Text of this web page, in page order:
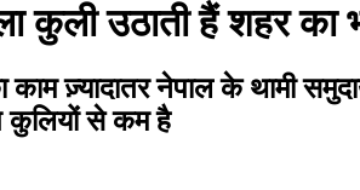
कुली उठाती हैं शहर का
काम ज़्यादातर नेपाल के थामी
कुलियों से कम है